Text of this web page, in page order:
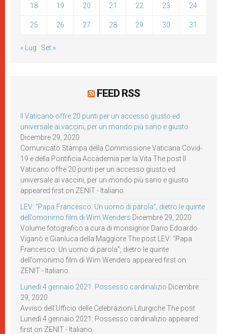
18 19 20 21 22 23 24
25 26 27 28 29 30 31
« Lug Set »
FEED RSS
Il Vaticano offre 20 punti per un accesso giusto ed
universale ai vaccini, per un mondo più sano e giusto
Dicembre 29, 2020
Comunicato Stampa della Commissione Vaticana Covid-
19 e della Pontificia Accademia per la Vita The post Il
Vaticano offre 20 punti per un accesso giusto ed
universale ai vaccini, per un mondo più sano e giusto
appeared first on ZENIT - Italiano.
LEV: “Papa Francesco. Un uomo di parola”, dietro le quinte
dell’omonimo film di Wim Wenders Dicembre 29, 2020
Volume fotografico a cura di monsignor Dario Edoardo
Viganò e Gianluca della Maggiore The post LEV: “Papa
Francesco. Un uomo di parola”, dietro le quinte
dell’omonimo film di Wim Wenders appeared first on
ZENIT - Italiano.
Lunedì 4 gennaio 2021: Possesso cardinalizio Dicembre
29, 2020
Avviso dell’Ufficio delle Celebrazioni Liturgiche The post
Lunedì 4 gennaio 2021: Possesso cardinalizio appeared
first on ZENIT - Italiano.